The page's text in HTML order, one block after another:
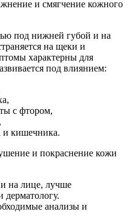
и смягчение кожного
под нижней губой и на
на щеки и
характерны для
под влиянием:
с фтором,
и кишечника.
на лице, лучше
дерматологу.
анализы и